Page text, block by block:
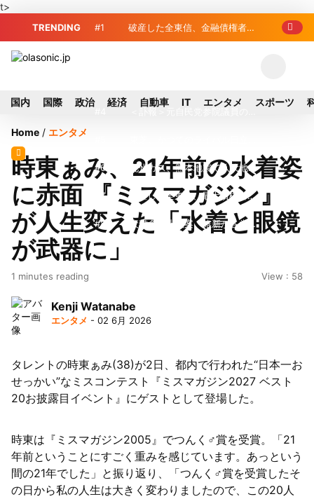
t>
TRENDING #1 破産した全東信、金融債権者リ
の真紀子氏
元社長が取締役に就任—再上場に向け視
界良好
#6 九州ガス、熊本地震で八代地区
のガス供給停止 「2次災害防止」を理
由に
#7 破産した全東信、最大債権者は
近畿産業信組の219億円 地銀やノンバ
#8 犬猫食禁止法案、維新が各党と
イト」を試してみた
「全東信」債権者リスト公開、金融機関
国内 国際 政治 経済 自動車 IT エンタメ スポーツ
Home / エンタメ
時東ぁみ、21年前の水着姿
に赤面 『ミスマガジン』
が人生変えた「水着と眼鏡
が武器に」
1 minutes reading View : 58
Kenji Watanabe
エンタメ - 02 6月 2026
タレントの時東ぁみ(38)が2日、都内で行われた“日本一お
せっかい”なミスコンテスト『ミスマガジン2027 ベスト
20お披露目イベント』にゲストとして登場した。
時東は『ミスマガジン2005』でつんく♂賞を受賞。「21
年前ということにすごく重みを感じています。あっという
間の21年でした」と振り返り、「つんく♂賞を受賞したそ
の日から私の人生は大きく変わりましたので、この20人